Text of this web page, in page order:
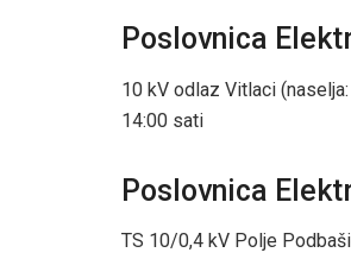
Poslovnica
10 kV odlaz Vitlaci
14:00 sati
Poslovnica
TS 10/0,4 kV Polje